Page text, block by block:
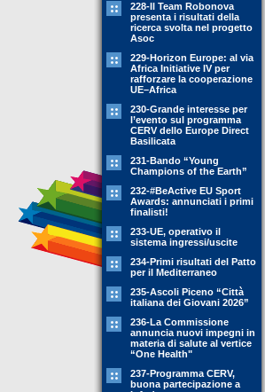
228-Il Team Robonova
presenta i risultati della
ricerca svolta nel progetto
Asoc
229-Horizon Europe: al via
Africa Initiative IV per
rafforzare la cooperazione
UE–Africa
230-Grande interesse per
l’evento sul programma
CERV dello Europe Direct
Basilicata
231-Bando “Young
Champions of the Earth”
232-#BeActive EU Sport
Awards: annunciati i primi
finalisti!
233-UE, operativo il
sistema ingressi/uscite
234-Primi risultati del Patto
per il Mediterraneo
235-Ascoli Piceno “Città
italiana dei Giovani 2026”
236-La Commissione
annuncia nuovi impegni in
materia di salute al vertice
“One Health"
237-Programma CERV,
buona partecipazione a